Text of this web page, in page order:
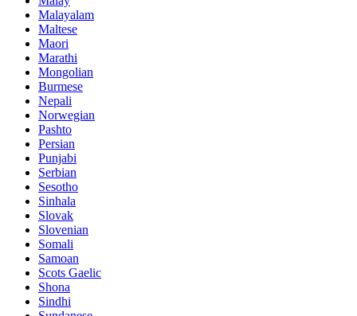
Malayalam
Maltese
Maori
Marathi
Mongolian
Burmese
Nepali
Norwegian
Pashto
Persian
Punjabi
Serbian
Sesotho
Sinhala
Slovak
Slovenian
Somali
Samoan
Scots Gaelic
Shona
Sindhi